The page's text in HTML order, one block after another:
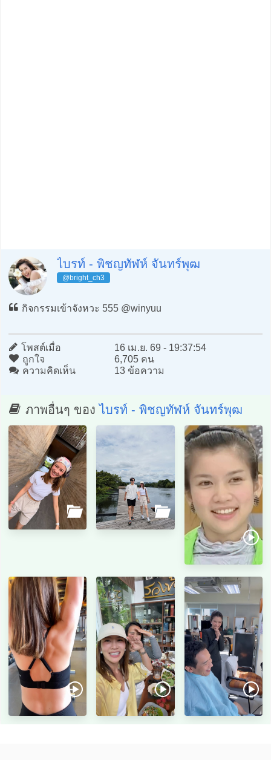
ไบรท์ - พิชญทัฬห์ จันทร์พุฒ
@bright_ch3
กิจกรรมเข้าจังหวะ 555 @winyuu
โพสต์เมื่อ
16 เม.ย. 69 - 19:37:54
ถูกใจ
6,705 คน
ความคิดเห็น
13 ข้อความ
ภาพอื่นๆ ของไบรท์ - พิชญทัฬห์ จันทร์พุฒ